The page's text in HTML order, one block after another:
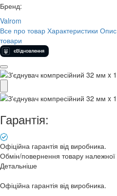
Бренд:
Valrom
Все про товар Характеристики Опис
товари
Гарантія:
Офіційна гарантія від виробника.
Обмін/повернення товару належної
Детальніше
Офіційна гарантія від виробника.